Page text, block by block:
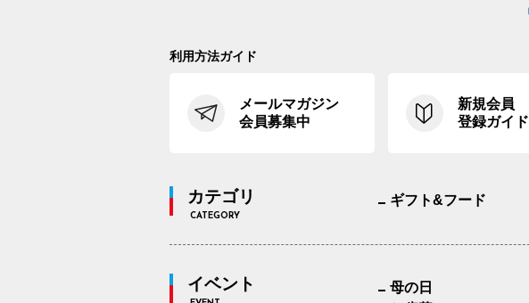
利用方法ガイド
メールマガジン
会員募集中
新規会員
登録ガイド
カテゴリ
CATEGORY
ギフト&フード
イベント 母の日